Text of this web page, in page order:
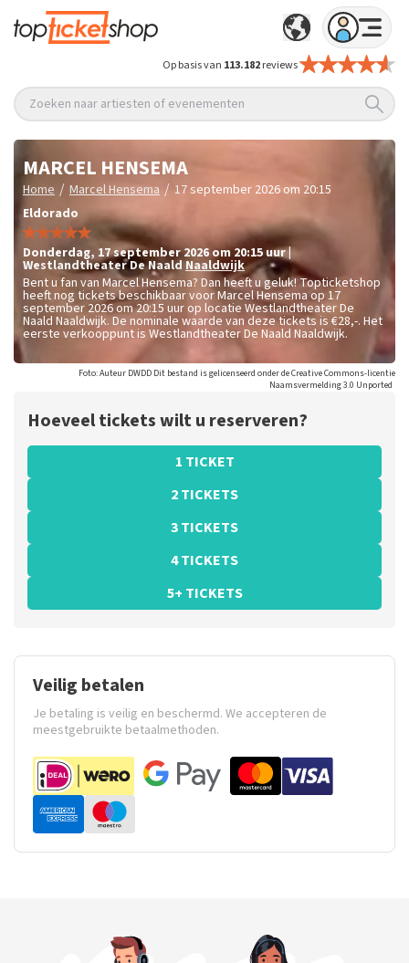
Op basis van 113.182reviews
Zoeken naar artiesten of evenementen
MARCEL HENSEMA
Home / Marcel Hensema / 17 september 2026 om 20:15
Eldorado
donderdag, 17 september 2026 om 20:15 uur|
Westlandtheater De NaaldNaaldwijk
Bent u fan van Marcel Hensema? Dan heeft u geluk! Topticketshop
heeft nog tickets beschikbaar voor Marcel Hensema op 17
september 2026 om 20:15 uur op locatie Westlandtheater De
Naald Naaldwijk. De nominale waarde van deze tickets is €28,-. Het
eerste verkooppunt is Westlandtheater De Naald Naaldwijk.
Foto: Auteur DWDD Dit bestand is gelicenseerd onder de Creative Commons-licentie
Naamsvermelding 3.0 Unported
Hoeveel tickets wilt u reserveren?
1 TICKET
2 TICKETS
3 TICKETS
4 TICKETS
5+ TICKETS
Veilig betalen
Je betaling is veilig en beschermd. We accepteren de
meestgebruikte betaalmethoden.